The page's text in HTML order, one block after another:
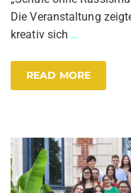
Die Veranstaltung
kreativ sich …
READ MORE